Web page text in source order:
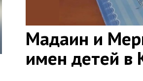
Мадаин и
имен детей в